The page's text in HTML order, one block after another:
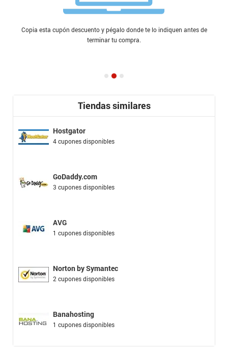
Copia esta cupón descuento y pégalo donde te lo indiquen antes de
terminar tu compra.
Tiendas similares
Hostgator
4 cupones disponibles
GoDaddy.com
3 cupones disponibles
AVG
1 cupones disponibles
Norton by Symantec
2 cupones disponibles
Banahosting
1 cupones disponibles